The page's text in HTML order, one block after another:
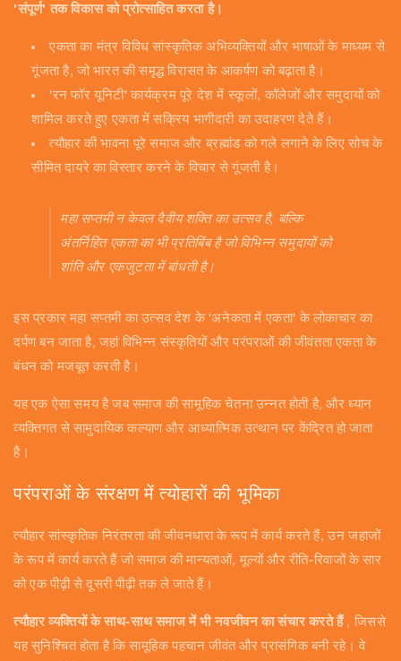
'संपूर्ण' तक विकास को प्रोत्साहित करता है।
एकता का मंत्र विविध सांस्कृतिक अभिव्यक्तियों और भाषाओं के माध्यम से
गूंजता है, जो भारत की समृद्ध विरासत के आकर्षण को बढ़ाता है।
'रन फॉर यूनिटी' कार्यक्रम पूरे देश में स्कूलों, कॉलेजों और समुदायों को
शामिल करते हुए एकता में सक्रिय भागीदारी का उदाहरण देते हैं।
त्यौहार की भावना पूरे समाज और ब्रह्मांड को गले लगाने के लिए सोच के
सीमित दायरे का विस्तार करने के विचार से गूंजती है।
महा सप्तमी न केवल दैवीय शक्ति का उत्सव है, बल्कि
अंतर्निहित एकता का भी प्रतिबिंब है जो विभिन्न समुदायों को
शांति और एकजुटता में बांधती है।
इस प्रकार महा सप्तमी का उत्सव देश के 'अनेकता में एकता' के लोकाचार का
दर्पण बन जाता है, जहां विभिन्न संस्कृतियों और परंपराओं की जीवंतता एकता के
बंधन को मजबूत करती है।
यह एक ऐसा समय है जब समाज की सामूहिक चेतना उन्नत होती है, और ध्यान
व्यक्तिगत से सामुदायिक कल्याण और आध्यात्मिक उत्थान पर केंद्रित हो जाता
है।
परंपराओं के संरक्षण में त्योहारों की भूमिका
त्यौहार सांस्कृतिक निरंतरता की जीवनधारा के रूप में कार्य करते हैं, उन जहाजों
के रूप में कार्य करते हैं जो समाज की मान्यताओं, मूल्यों और रीति-रिवाजों के सार
को एक पीढ़ी से दूसरी पीढ़ी तक ले जाते हैं।
त्यौहार व्यक्तियों के साथ-साथ समाज में भी नवजीवन का संचार करते हैं, जिससे
यह सुनिश्चित होता है कि सामूहिक पहचान जीवंत और प्रासंगिक बनी रहे। वे